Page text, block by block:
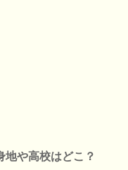
地や高校はどこ？